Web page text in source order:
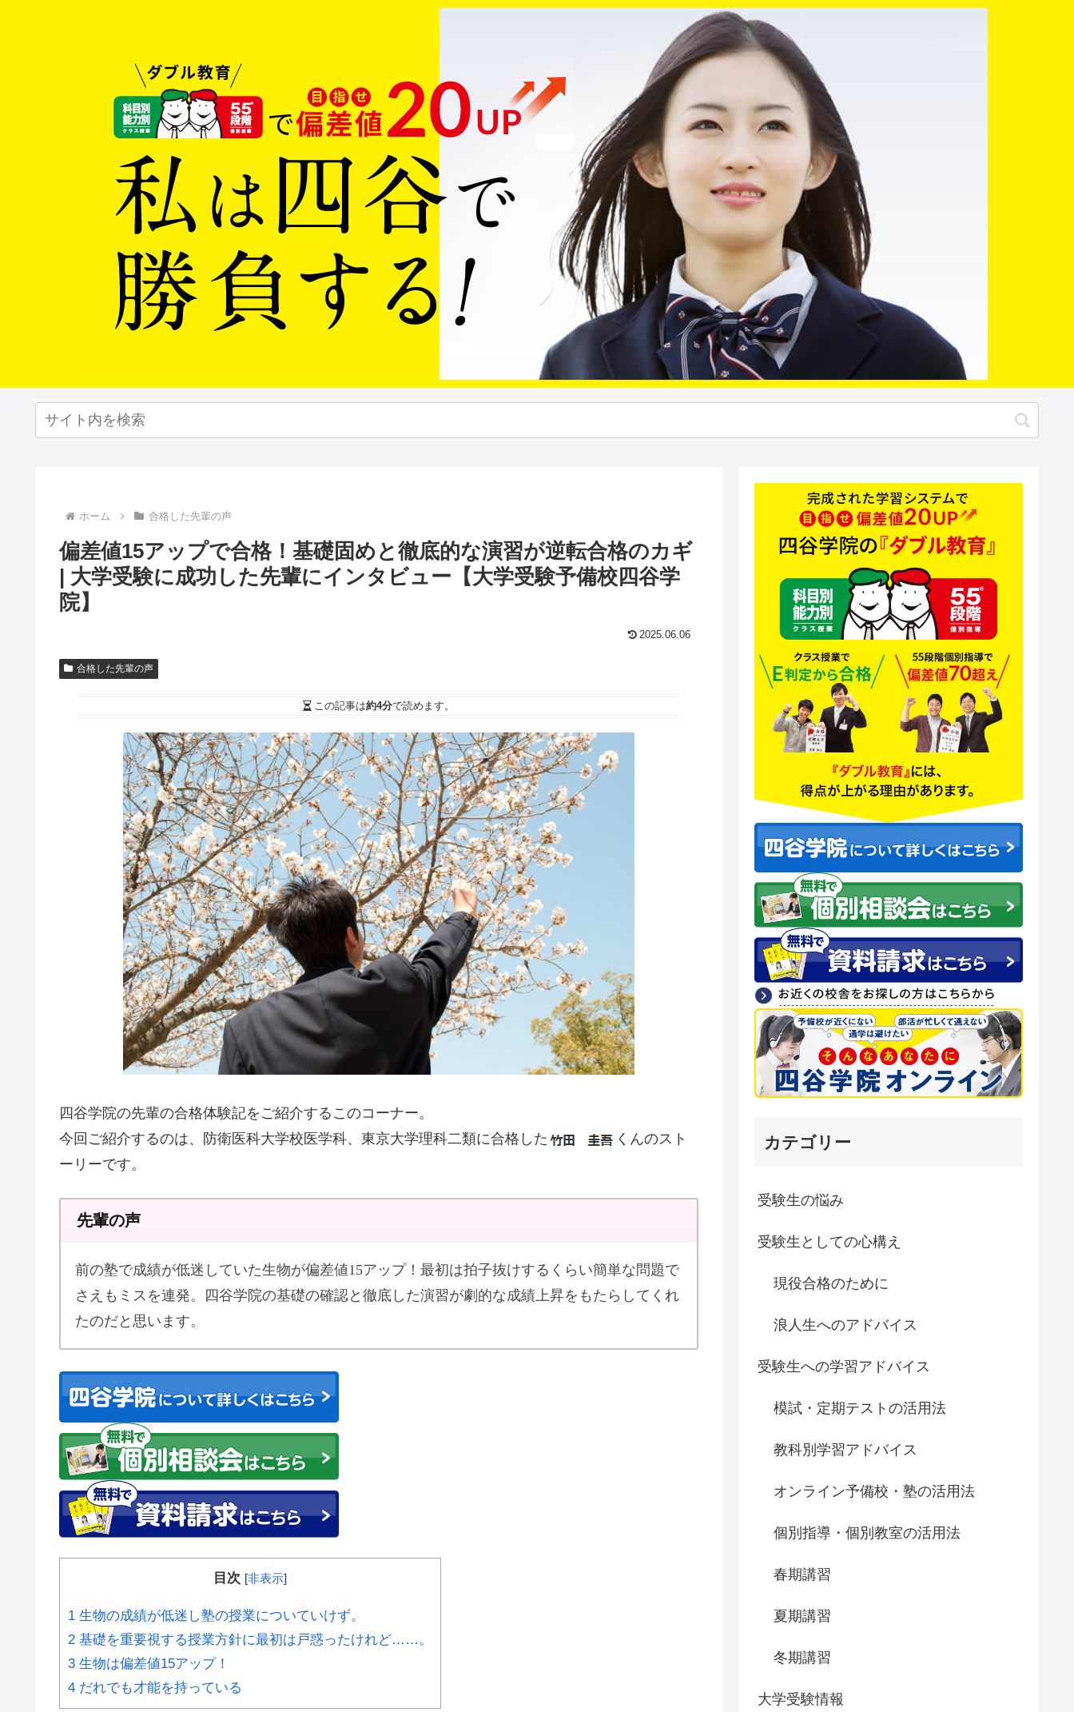
ホーム 合格した先輩の声
偏差値15アップで合格！基礎固めと徹底的な演習が逆転合格のカギ
| 大学受験に成功した先輩にインタビュー【大学受験予備校四谷学
院】
2025.06.06
合格した先輩の声
この記事は約4分で読めます。
四谷学院の先輩の合格体験記をご紹介するこのコーナー。
今回ご紹介するのは、防衛医科大学校医学科、東京大学理科二類に合格した
くんのスト
ーリーです。
先輩の声
前の塾で成績が低迷していた生物が偏差値15アップ！最初は拍子抜けするくらい簡単な問題で
さえもミスを連発。四谷学院の基礎の確認と徹底した演習が劇的な成績上昇をもたらしてくれ
たのだと思います。
目次 [非表示]
1 生物の成績が低迷し塾の授業についていけず。
2 基礎を重要視する授業方針に最初は戸惑ったけれど……。
3 生物は偏差値15アップ！
4 だれでも才能を持っている
カテゴリー
受験生の悩み
受験生としての心構え
現役合格のために
浪人生へのアドバイス
受験生への学習アドバイス
模試・定期テストの活用法
教科別学習アドバイス
オンライン予備校・塾の活用法
個別指導・個別教室の活用法
春期講習
夏期講習
冬期講習
大学受験情報